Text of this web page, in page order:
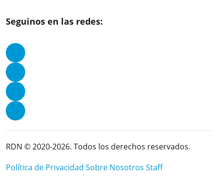
Seguinos en las redes:
RDN © 2020-2026. Todos los derechos reservados.
Política de Privacidad Sobre Nosotros Staff